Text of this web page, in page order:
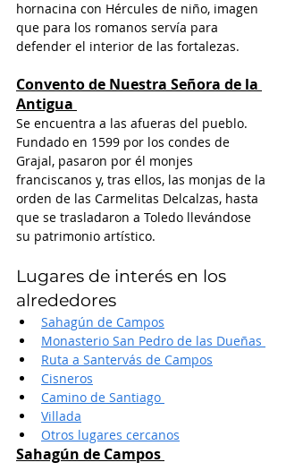
hornacina con Hércules de niño, imagen
que para los romanos servía para
defender el interior de las fortalezas.
Convento de Nuestra Señora de la
Antigua
Se encuentra a las afueras del pueblo.
Fundado en 1599 por los condes de
Grajal, pasaron por él monjes
franciscanos y, tras ellos, las monjas de la
orden de las Carmelitas Delcalzas, hasta
que se trasladaron a Toledo llevándose
su patrimonio artístico.
Lugares de interés en los
alrededores
Sahagún de Campos
Monasterio San Pedro de las Dueñas
Ruta a Santervás de Campos
Cisneros
Camino de Santiago
Villada
Otros lugares cercanos
Sahagún de Campos